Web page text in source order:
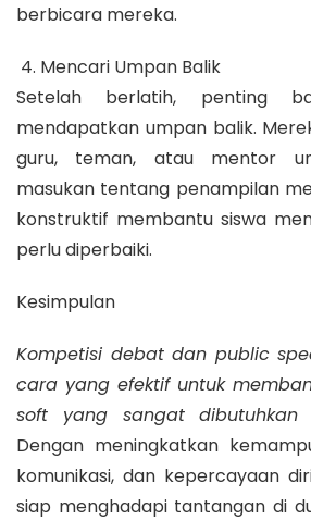
berbicara mereka.
4. Mencari Umpan Balik
Setelah berlatih, penting
mendapatkan umpan balik.
guru, teman, atau mentor
masukan tentang penampilan
konstruktif membantu siswa
perlu diperbaiki.
Kesimpulan
Kompetisi debat dan public
cara yang efektif untuk
soft yang sangat
Dengan meningkatkan
komunikasi, dan kepercayaan
siap menghadapi tantangan di